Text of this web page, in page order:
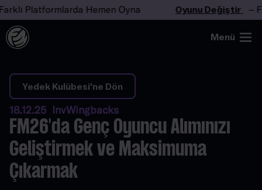
Platformlarda Hemen Oyna Oyunu Değiştir –
Menü
Yedek Kulübesi'ne Dön
18.12.25 InvWingbacks
FM26'da Genç Oyuncu Alımınızı
Geliştirmek ve Maksimuma
Çıkarmak